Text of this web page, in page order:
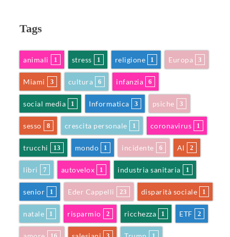
Tags
animali 1 stress 1 religione 1 Europa 3
Miami 3 cultura 6 infanzia 6
social media 1 Informatica 3 psiche 3
sesso 8 crescita personale 1 coronavirus 1
trucchi 13 mondo 1 incidente 6 AI 2
libri 7 autovelox 1 industria sanitaria 1
senior 1 Eder Cappelli 23 disparità sociale 1
natale 1 risparmio 2 ricchezza 1 ETF 2